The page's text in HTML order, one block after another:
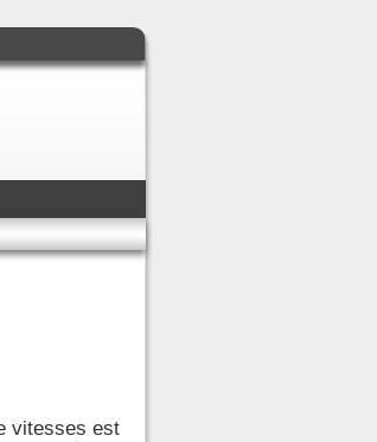
vitesses est